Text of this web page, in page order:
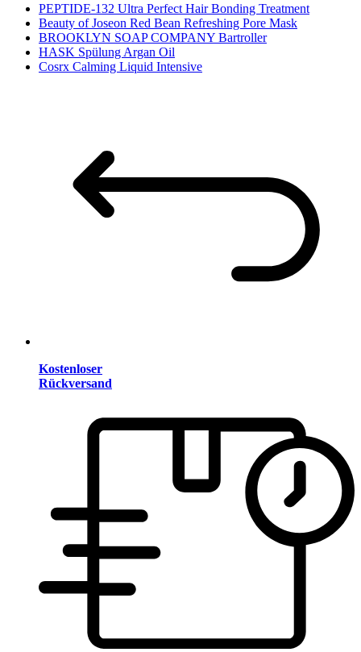
PEPTIDE-132 Ultra Perfect Hair Bonding Treatment
Beauty of Joseon Red Bean Refreshing Pore Mask
BROOKLYN SOAP COMPANY Bartroller
HASK Spülung Argan Oil
Cosrx Calming Liquid Intensive
Kostenloser
Rückversand